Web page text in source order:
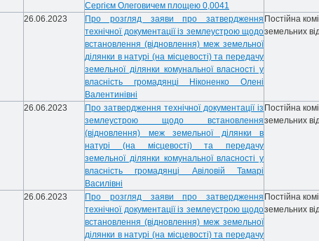
Сергієм Олеговичем площею 0,0041
26.06.2023
Про розгляд заяви про затвердження
технічної документації із землеустрою щодо
встановлення (відновлення) меж земельної
ділянки в натурі (на місцевості) та передачу
земельної ділянки комунальної власності у
власність громадянці Ніконенко Олені
Валентинівні
Постійна
земельних
26.06.2023
Про затвердження технічної документації із
землеустрою щодо встановлення
(відновлення) меж земельної ділянки в
натурі (на місцевості) та передачу
земельної ділянки комунальної власності у
власність громадянці Авіловій Тамарі
Василівні
Постійна
земельних
26.06.2023
Про розгляд заяви про затвердження
технічної документації із землеустрою щодо
встановлення (відновлення) меж земельної
ділянки в натурі (на місцевості) та передачу
Постійна
земельних